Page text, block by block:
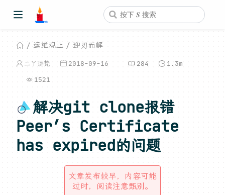
运维观止 迎刃而解
二丫讲梵 2018-09-16 284 1.3m
1521
解决git clone报错
Peer’s Certificate
has expired的问题
文章发布较早，内容可能
过时，阅读注意甄别。